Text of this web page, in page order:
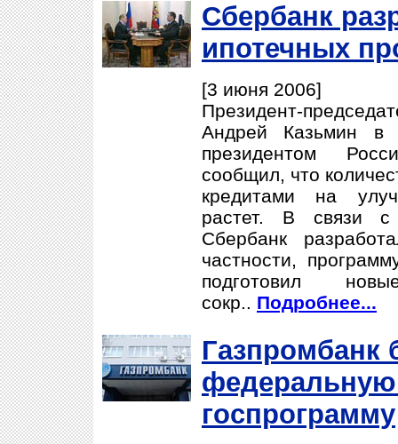
Сбербанк
ипотечных
[3 июня 2006]
Президент-
Андрей Казьмин в
президентом
сообщил, что
кредитами на
растет. В связи с
Сбербанк
частности,
подготовил
сокр.. Подробнее...
Газпромбанк
госпрограмму